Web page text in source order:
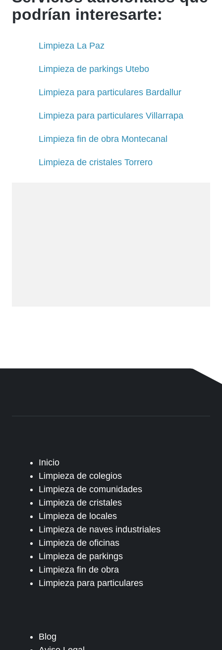
podrían interesarte:
Limpieza La Paz
Limpieza de parkings Utebo
Limpieza para particulares Bardallur
Limpieza para particulares Villarrapa
Limpieza fin de obra Montecanal
Limpieza de cristales Torrero
Inicio
Limpieza de colegios
Limpieza de comunidades
Limpieza de cristales
Limpieza de locales
Limpieza de naves industriales
Limpieza de oficinas
Limpieza de parkings
Limpieza fin de obra
Limpieza para particulares
Blog